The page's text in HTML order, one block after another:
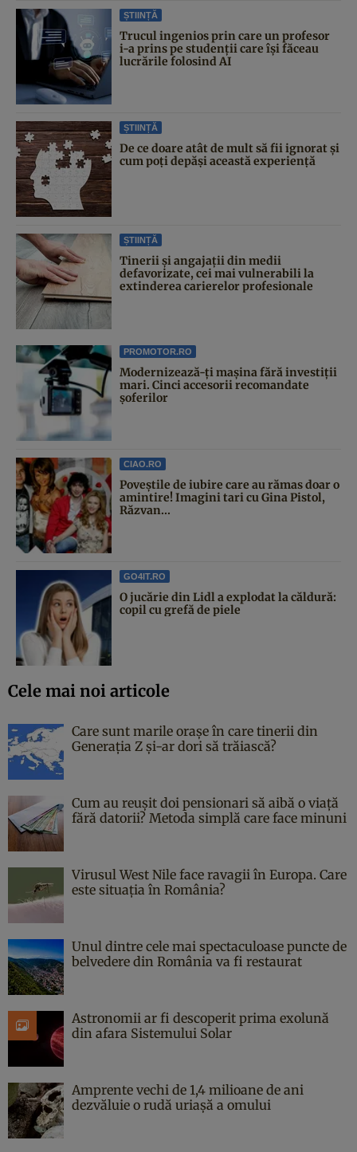
ȘTIINȚĂ
Trucul ingenios prin care un profesor
i-a prins pe studenții care își făceau
lucrările folosind AI
ȘTIINȚĂ
De ce doare atât de mult să fii ignorat și
cum poți depăși această experiență
ȘTIINȚĂ
Tinerii și angajații din medii
defavorizate, cei mai vulnerabili la
extinderea carierelor profesionale
PROMOTOR.RO
Modernizează-ți mașina fără investiții
mari. Cinci accesorii recomandate
șoferilor
CIAO.RO
Poveştile de iubire care au rămas doar o
amintire! Imagini tari cu Gina Pistol,
Răzvan...
GO4IT.RO
O jucărie din Lidl a explodat la căldură:
copil cu grefă de piele
Cele mai noi articole
Care sunt marile orașe în care tinerii din
Generația Z și-ar dori să trăiască?
Cum au reușit doi pensionari să aibă o viață
fără datorii? Metoda simplă care face minuni
Virusul West Nile face ravagii în Europa. Care
este situația în România?
Unul dintre cele mai spectaculoase puncte de
belvedere din România va fi restaurat
Astronomii ar fi descoperit prima exolună
din afara Sistemului Solar
Amprente vechi de 1,4 milioane de ani
dezvăluie o rudă uriașă a omului